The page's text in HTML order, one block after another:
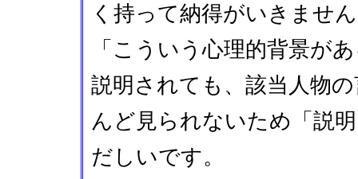
く持って納得がいきませ
「こういう心理的背景が
説明されても、該当人物
んど見られないため「説
だしいです。